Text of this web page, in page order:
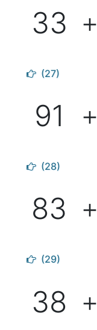
33 ＋
(27)
91 ＋
(28)
83 ＋
(29)
38 ＋